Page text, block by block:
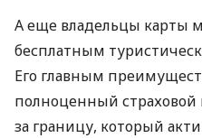
А еще владельцы карты
бесплатным
Его главным
полноценный
за границу, который